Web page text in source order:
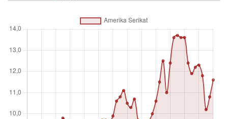
informasi, bisnis, pribadi, dan pemerintah. Ini tidak termasuk
kompensasi karyawan dan pendapatan dari investasi
(sebelumnya disebut layanan faktor) dan transfer.
Satuan pengukuran